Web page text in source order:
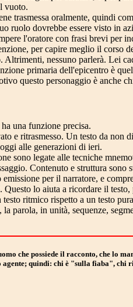
vuoto.
trasmessa oralmente, quindi
ruolo dovrebbe essere visto in
l'oratore con frasi brevi
per capire meglio il corso
nessuno parlerà. Lei
primaria dell'epicentro è
questo personaggio è anche
una funzione precisa.
e ritrasmesso. Un testo da
alle generazioni di ieri.
sono legate alle tecniche
Contenuto e struttura
per il narratore, e
lo aiuta a ricordare il
ritmico rispetto a un testo
parola, in unità, sequenze,
che possiede il racconto, che lo
agente; quindi: chi è "sulla fiaba", chi